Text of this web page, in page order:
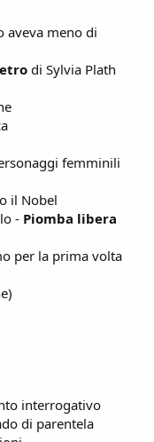
aveva meno di
di Sylvia Plath
femminili
il Nobel
- Piomba libera
per la prima volta
interrogativo
di parentela